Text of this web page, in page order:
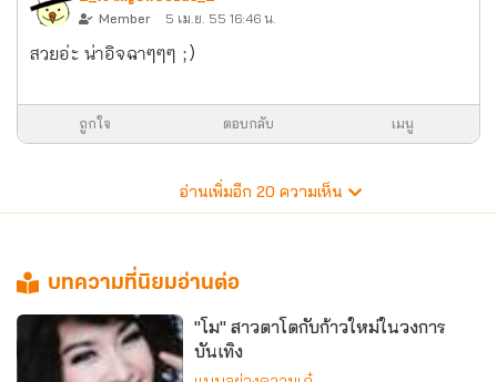
Member
5 เม.ย. 55 16:46 น.
สวยอ่ะ น่าอิจฉาๆๆๆ ;)
ถูกใจ ตอบกลับ เมนู
อ่านเพิ่มอีก 20 ความเห็น
บทความที่นิยมอ่านต่อ
"โม" สาวตาโตกับก้าวใหม่ในวงการ
บันเทิง